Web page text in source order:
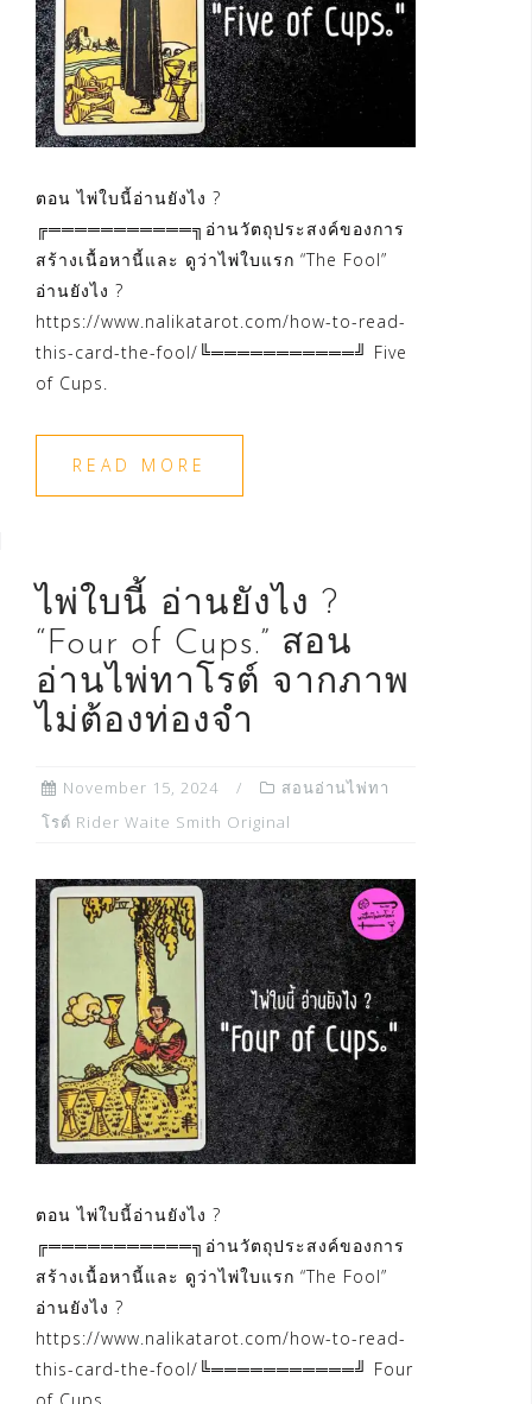
ตอน ไพ่ใบนี้อ่านยังไง ?
╔═══════════╗อ่านวัตถุประสงค์ของการ
สร้างเนื้อหานี้และ ดูว่าไพ่ใบแรก “The Fool”
อ่านยังไง ?
https://www.nalikatarot.com/how-to-read-
this-card-the-fool/╚═══════════╝ Five
of Cups.
READ MORE
ไพ่ใบนี้ อ่านยังไง ?
“Four of Cups.” สอน
อ่านไพ่ทาโรต์ จากภาพ
ไม่ต้องท่องจำ
November 15, 2024
สอนอ่านไพ่ทา
โรต์ Rider Waite Smith Original
ตอน ไพ่ใบนี้อ่านยังไง ?
╔═══════════╗อ่านวัตถุประสงค์ของการ
สร้างเนื้อหานี้และ ดูว่าไพ่ใบแรก “The Fool”
อ่านยังไง ?
https://www.nalikatarot.com/how-to-read-
this-card-the-fool/╚═══════════╝ Four